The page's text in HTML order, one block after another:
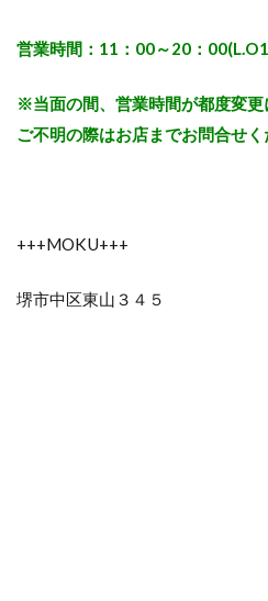
営業時間：11：00～20：
※当面の間、営業時間が都度変更
ご不明の際はお店までお問合せく
+++MOKU+++
堺市中区東山３４５